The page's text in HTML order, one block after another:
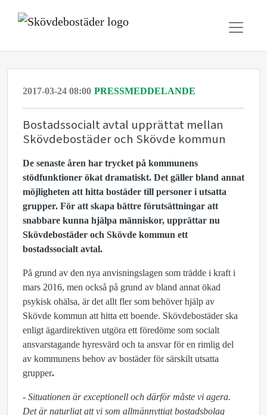
2017-03-24 08:00 PRESSMEDDELANDE
Bostadssocialt avtal upprättat mellan
Skövdebostäder och Skövde kommun
De senaste åren har trycket på kommunens
stödfunktioner ökat dramatiskt. Det gäller bland annat
möjligheten att hitta bostäder till personer i utsatta
grupper. För att skapa bättre förutsättningar att
snabbare kunna hjälpa människor, upprättar nu
Skövdebostäder och Skövde kommun ett
bostadssocialt avtal.
På grund av den nya anvisningslagen som trädde i kraft i
mars 2016, men också på grund av bland annat ökad
psykisk ohälsa, är det allt fler som behöver hjälp av
Skövde kommun att hitta ett boende. Skövdebostäder ska
enligt ägardirektiven utgöra ett föredöme som socialt
ansvarstagande hyresvärd och ta ansvar för en rimlig del
av kommunens behov av bostäder för särskilt utsatta
grupper.
- Situationen är exceptionell och därför måste vi agera.
Det är naturligt att vi som allmännyttigt bostadsbolag